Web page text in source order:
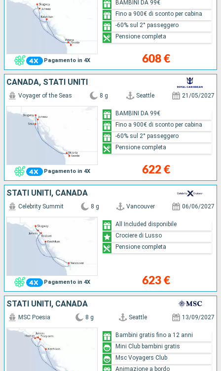
Pagamento in 4X 608 €
BAMBINI DA 99€
Fino a 900€ di sconto per cabina
-60% sul 2° passeggero
Pensione completa
CANADA, STATI UNITI
Pagamento in 4X
Voyager of the Seas 8 g Seattle 21/05/2027
622 €
BAMBINI DA 99€
Fino a 900€ di sconto per cabina
-60% sul 2° passeggero
Pensione completa
STATI UNITI, CANADA
Pagamento in 4X
Celebrity Summit 8 g Vancouver 06/06/2027
623 €
All Included disponibile
Crociere di Lusso
Pensione completa
STATI UNITI, CANADA
MSC Poesia 8 g Seattle 13/09/2027
Bambini gratis fino a 12 anni
Mini Club bambini gratis
Msc Voyagers Club
Animazione a bordo